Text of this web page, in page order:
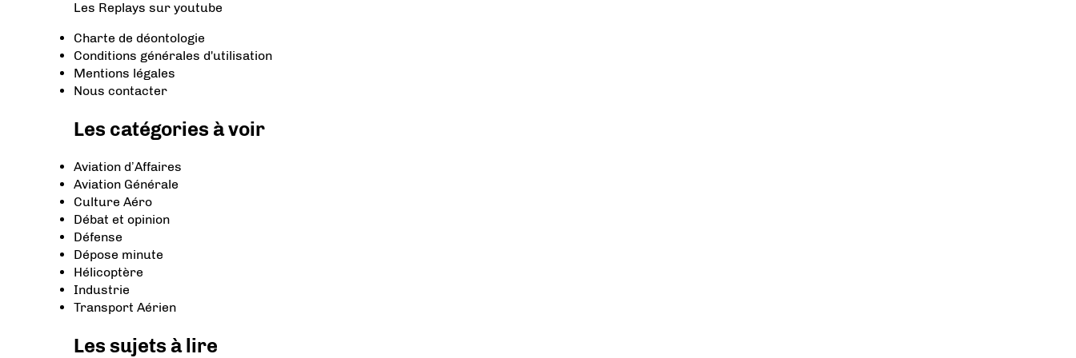
Les Replays sur youtube
Charte de déontologie
Conditions générales d'utilisation
Mentions légales
Nous contacter
Les catégories à voir
Aviation d’Affaires
Aviation Générale
Culture Aéro
Débat et opinion
Défense
Dépose minute
Hélicoptère
Industrie
Transport Aérien
Les sujets à lire